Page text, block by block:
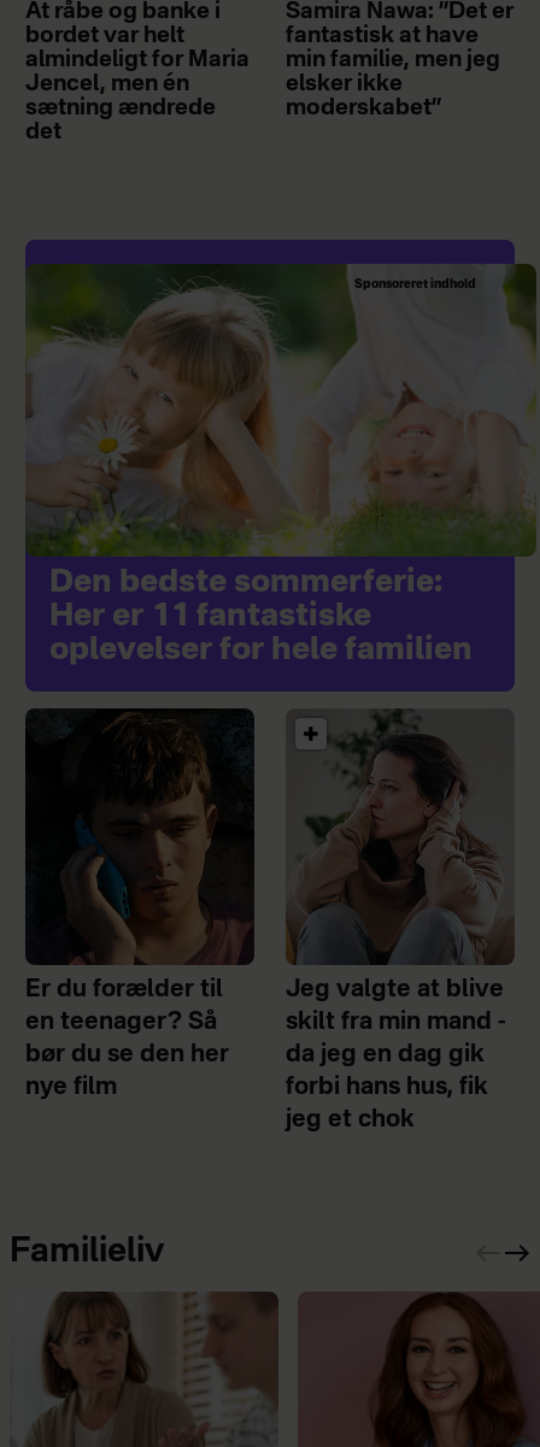
At råbe og banke i
bordet var helt
almindeligt for Maria
Jencel, men én
sætning ændrede
det
Samira Nawa: ”Det er
fantastisk at have
min familie, men jeg
elsker ikke
moderskabet”
Sponsoreret indhold
Den bedste sommerferie:
Her er 11 fantastiske
oplevelser for hele familien
Er du forælder til
en teenager? Så
bør du se den her
nye film
Jeg valgte at blive
skilt fra min mand -
da jeg en dag gik
forbi hans hus, fik
jeg et chok
Familieliv